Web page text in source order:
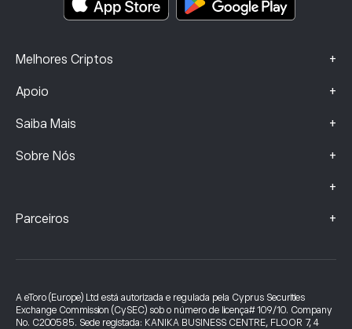
Melhores Criptos +
Apoio +
Saiba Mais +
Sobre Nós +
+
Parceiros +
A eToro (Europe) Ltd está autorizada e regulada pela Cyprus Securities
Exchange Commission (CySEC) sob o número de licença# 109/10. Company
No. C200585. Sede registada: KANIKA BUSINESS CENTRE, FLOOR 7, 4